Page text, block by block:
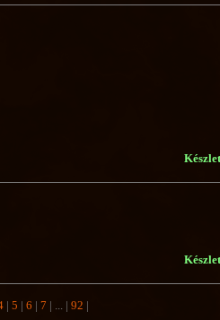
| 5 | 6 | 7 | ... | 92 |